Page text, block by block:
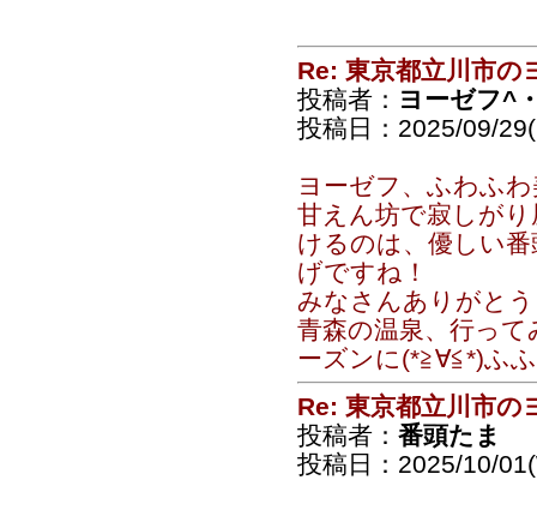
Re: 東京都立川市の
投稿者： ヨーゼフ^
投稿日：2025/09/
ヨーゼフ、ふわふ
甘えん坊で寂しが
けるのは、優しい
げですね！
みなさんありがと
青森の温泉、行っ
ーズンに(*≧∀≦*)ふ
Re: 東京都立川市の
投稿者： 番頭たま
投稿日：2025/10/